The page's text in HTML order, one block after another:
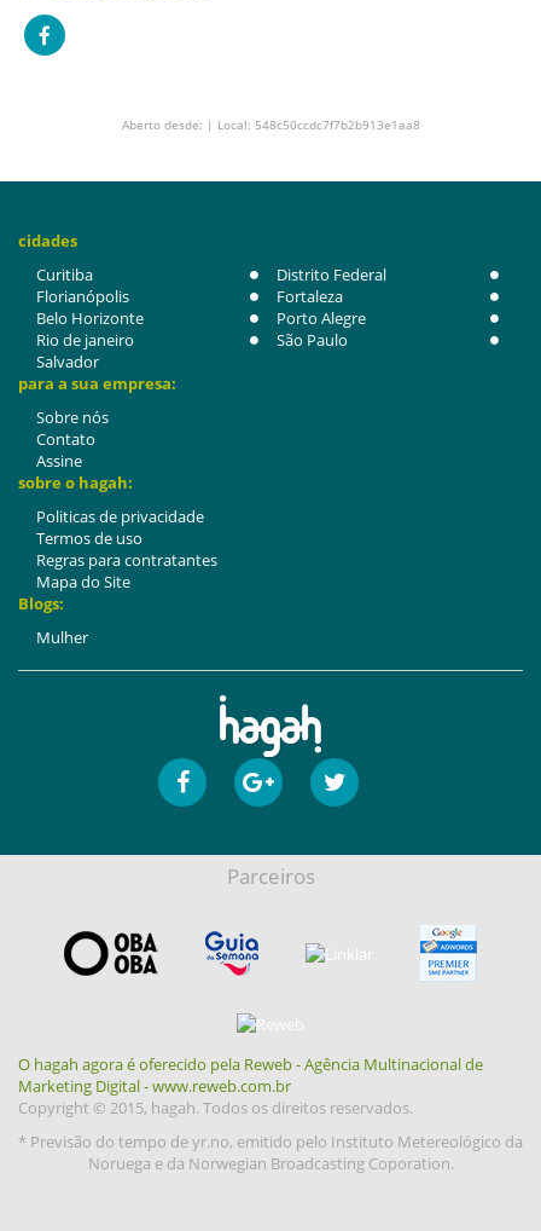
Aberto desde: | Local: 548c50ccdc7f7b2b913e1aa8
cidades
Curitiba
Distrito Federal
Florianópolis
Fortaleza
Belo Horizonte
Porto Alegre
Rio de janeiro
São Paulo
Salvador
para a sua empresa:
Sobre nós
Contato
Assine
sobre o hagah:
Politicas de privacidade
Termos de uso
Regras para contratantes
Mapa do Site
Blogs:
Mulher
Parceiros
O hagah agora é oferecido pela Reweb - Agência Multinacional de
Marketing Digital - www.reweb.com.br
Copyright © 2015, hagah. Todos os direitos reservados.
* Previsão do tempo de yr.no, emitido pelo Instituto Metereológico da
Noruega e da Norwegian Broadcasting Coporation.